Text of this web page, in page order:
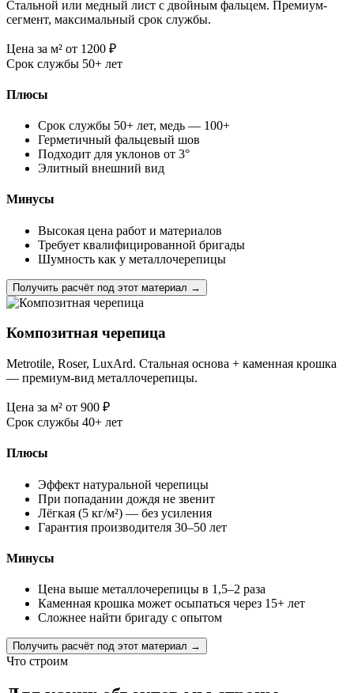
Стальной или медный лист с двойным фальцем. Премиум-
сегмент, максимальный срок службы.
Цена за м² от 1200 ₽
Срок службы 50+ лет
Плюсы
Срок службы 50+ лет, медь — 100+
Герметичный фальцевый шов
Подходит для уклонов от 3°
Элитный внешний вид
Минусы
Высокая цена работ и материалов
Требует квалифицированной бригады
Шумность как у металлочерепицы
Получить расчёт под этот материал →
Композитная черепица
Metrotile, Roser, LuxArd. Стальная основа + каменная крошка
— премиум-вид металлочерепицы.
Цена за м² от 900 ₽
Срок службы 40+ лет
Плюсы
Эффект натуральной черепицы
При попадании дождя не звенит
Лёгкая (5 кг/м²) — без усиления
Гарантия производителя 30–50 лет
Минусы
Цена выше металлочерепицы в 1,5–2 раза
Каменная крошка может осыпаться через 15+ лет
Сложнее найти бригаду с опытом
Получить расчёт под этот материал →
Что строим